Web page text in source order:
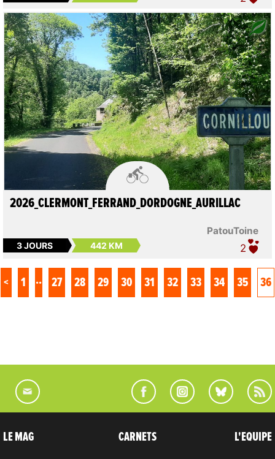

PatouToine
2026_CLERMONT_FERRAND_DORDOGNE_AURILLAC
3 JOURS 442 KM 2
< 1 .. 27 28 29 30 31 32 33 34 35 36
LE MAG CARNETS L'EQUIPE